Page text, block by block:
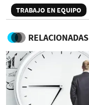
TRABAJO EN EQUIPO
RELACIONADAS